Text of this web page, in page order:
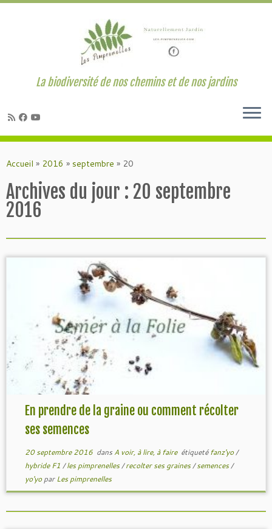
au
La biodiversité de nos chemins et de nos jardins
Accueil » 2016 » septembre » 20
Archives du jour : 20 septembre
2016
En prendre de la graine ou comment récolter
ses semences
20 septembre 2016dans A voir, à lire, à faire étiquetéfanz'yo/
hybride F1 /les pimprenelles/recolter ses graines/semences/
yo'yoparLes pimprenelles